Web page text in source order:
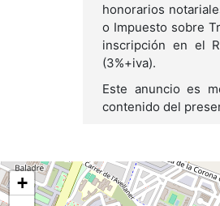
honorarios
o Impuesto sobre
inscripción en el
(3%+iva).
Este anuncio es
contenido del
+